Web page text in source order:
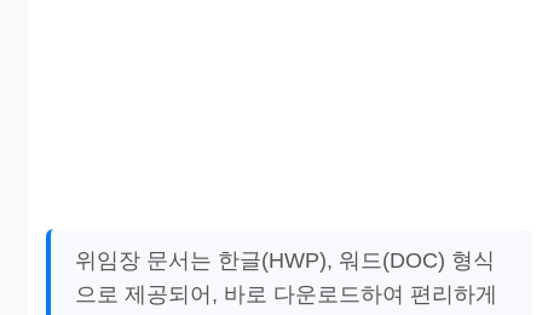
위임장 문서는 한글(HWP), 워드(DOC) 형식
으로 제공되어, 바로 다운로드하여 편리하게